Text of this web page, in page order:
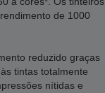
de 1000
reduzido graças
tintas totalmente
nítidas e